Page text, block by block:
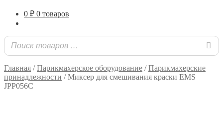
0 ₽ 0 товаров
Главная /Парикмахерское оборудование /Парикмахерские
принадлежности /Миксер для смешивания краски EMS
JPP056C